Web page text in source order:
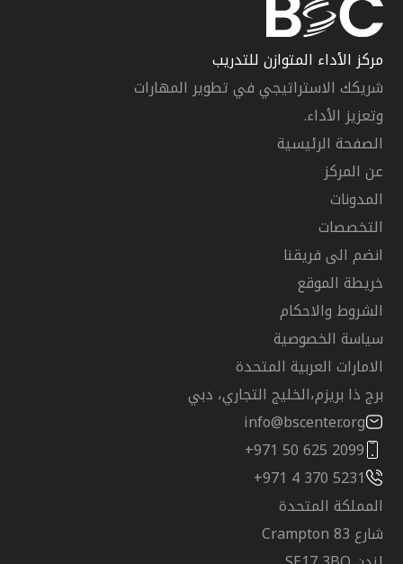
مركز الأداء المتوازن للتدريب
شريكك الاستراتيجي في تطوير المهارات
وتعزيز الأداء.
الصفحة الرئيسية
عن المركز
المدونات
التخصصات
انضم الى فريقنا
خريطة الموقع
الشروط والاحكام
سياسة الخصوصية
الامارات العربية المتحدة
برج ذا بريزم،الخليج التجاري، دبي
info@bscenter.org
+971 50 625 2099
+971 4 370 5231
المملكة المتحدة
شارع Crampton 83